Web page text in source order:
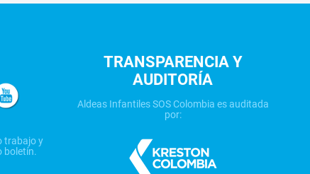
trabajo y
boletín.
TRANSPARENCIA Y
AUDITORÍA
Aldeas Infantiles SOS Colombia es auditada
por: